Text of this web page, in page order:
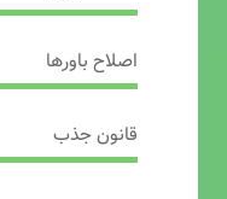
اصلاح باورها
قانون جذب